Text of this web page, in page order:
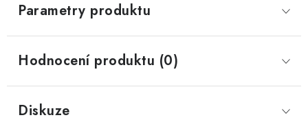
Parametry produktu
Hodnocení produktu (0)
Diskuze